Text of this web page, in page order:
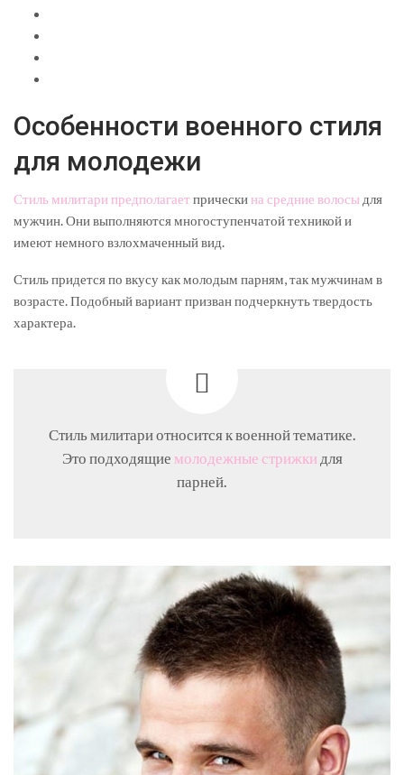
Особенности военного стиля
для молодежи
Стиль милитари предполагаетприческина средние волосы для
мужчин. Они выполняются многоступенчатой техникой и
имеют немного взлохмаченный вид.
Стиль придется по вкусу как молодым парням, так мужчинам в
возрасте. Подобный вариант призван подчеркнуть твердость
характера.
Стиль милитари относится к военной тематике.
Это подходящие молодежные стрижки для
парней.